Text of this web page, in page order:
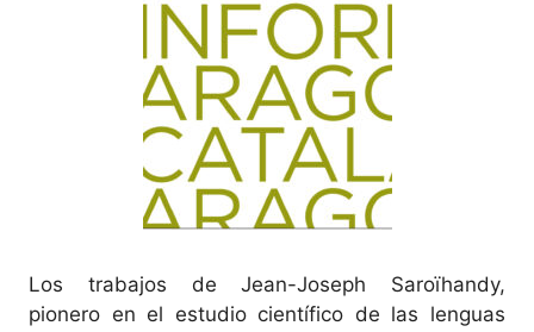
Los trabajos de Jean-Joseph Saroïhandy,
pionero en el estudio científico de las lenguas